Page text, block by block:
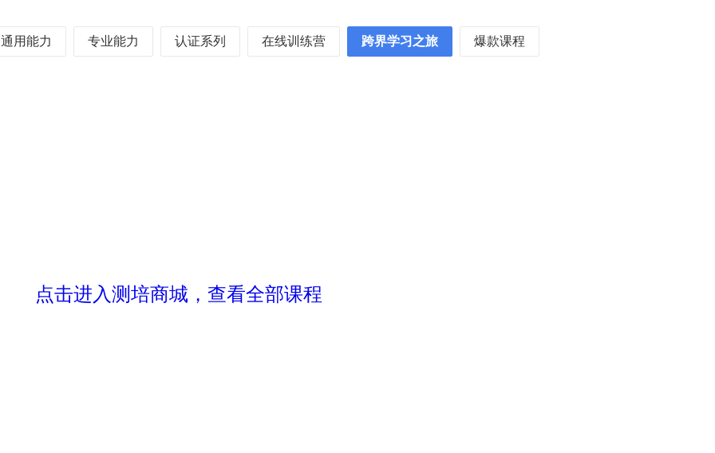
通用能力 专业能力 认证系列 在线训练营 跨界学习之旅 爆款课程
点击进入测培商城，查看全部课程